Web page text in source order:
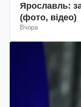
Ярославль:
(фото, відео)
Вчора